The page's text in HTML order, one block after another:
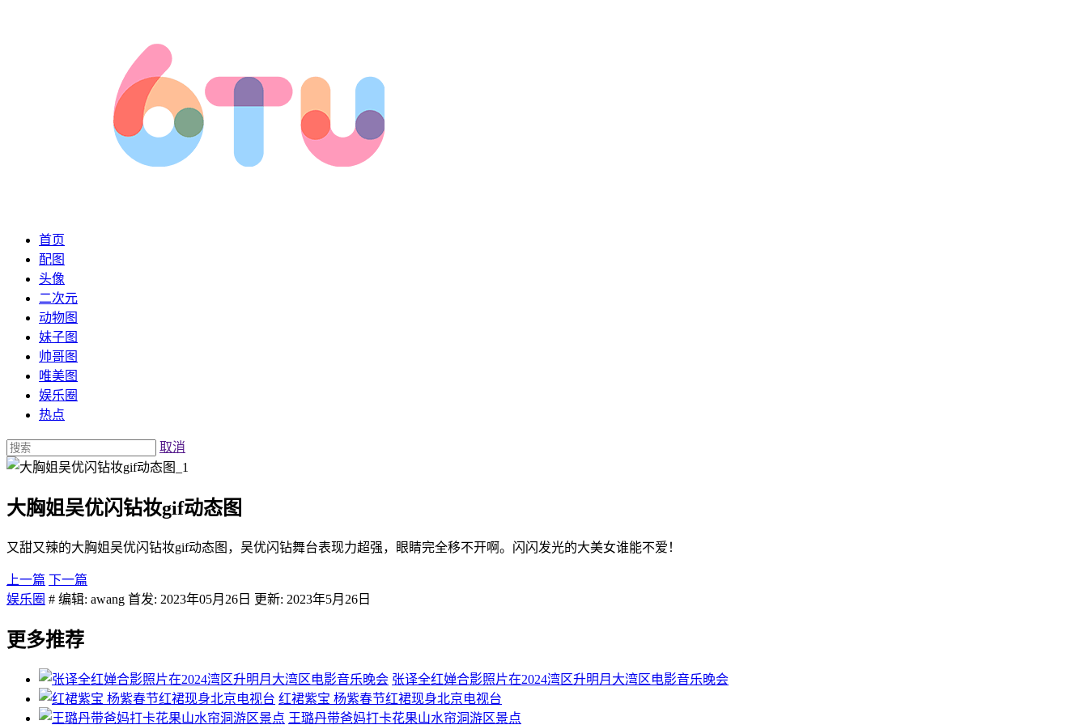
首页
配图
头像
二次元
动物图
妹子图
帅哥图
唯美图
娱乐圈
热点
取消
大胸姐吴优闪钻妆gif动态图
又甜又辣的大胸姐吴优闪钻妆gif动态图，吴优闪钻舞台表现力超强，眼睛完全移不开啊。闪闪发光的大美女谁能不爱！
上一篇 下一篇
娱乐圈 # 编辑: awang 首发: 2023年05月26日 更新: 2023年5月26日
更多推荐
张译全红婵合影照片在2024湾区升明月大湾区电影音乐晚会
红裙紫宝 杨紫春节红裙现身北京电视台
王璐丹带爸妈打卡花果山水帘洞游区景点